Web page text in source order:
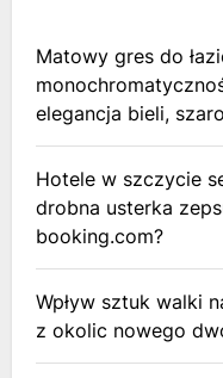
Matowy gres do
elegancja bieli,
Hotele w szczycie
drobna usterka
booking.com?
Wpływ sztuk walki
z okolic nowego